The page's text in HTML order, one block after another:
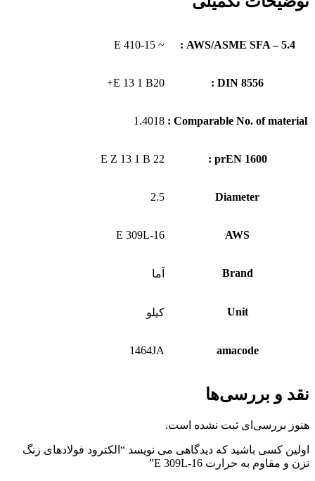
AWS/ASME SFA – 5.4 :
~ E 410-15
DIN 8556 :
E 13 1 B20+
Comparable No. of material :
1.4018
prEN 1600 :
E Z 13 1 B 22
Diameter
2.5
AWS
E 309L-16
Brand آما
Unit کیلو
amacode
1464JA
نقد و بررسی‌ها
هنوز بررسی‌ای ثبت نشده است.
اولین کسی باشید که دیدگاهی می نویسد “الکترود فولادهای زنگ
نزن و مقاوم به حرارت E 309L-16”